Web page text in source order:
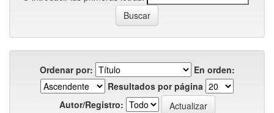
Ordenar por:
En orden:
Resultados por página
Autor/Registro: